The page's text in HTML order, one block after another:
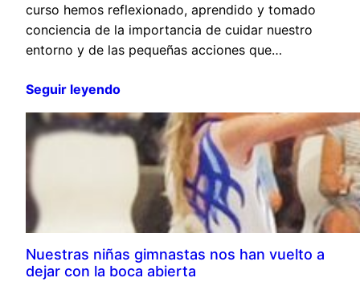
curso hemos reflexionado, aprendido y tomado
conciencia de la importancia de cuidar nuestro
entorno y de las pequeñas acciones que…
Seguir leyendo
Nuestras niñas gimnastas nos han vuelto a
dejar con la boca abierta